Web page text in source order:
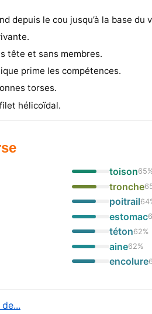
depuis le cou jusqu’à la base du
tête et sans membres.
prime les compétences.
torses.
hélicoïdal.
toison65
tronche
poitrail64
estomac
téton62%
aine62%
encolure